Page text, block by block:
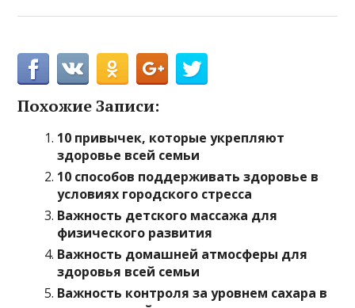
Похожие Записи:
10 привычек, которые укрепляют
здоровье всей семьи
10 способов поддерживать здоровье в
условиях городского стресса
Важность детского массажа для
физического развития
Важность домашней атмосферы для
здоровья всей семьи
Важность контроля за уровнем сахара в